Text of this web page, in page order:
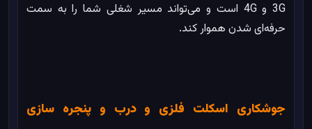
3G و 4G است و می‌تواند مسیر شغلی شما را به سمت
حرفه‌ای شدن هموار کند.
جوشکاری اسکلت فلزی و درب و پنجره سازی